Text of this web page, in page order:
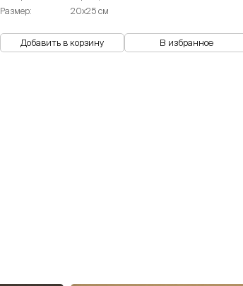
Размер:
20х25 см
Добавить в корзину В избранное